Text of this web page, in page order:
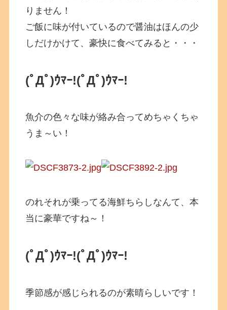
りません！
ご飯に味が付いているので醤油はほんの少
しだけかけて、豪快に食べてみると・・・
(ﾟДﾟ)ｳﾏｰ!(ﾟДﾟ)ｳﾏｰ!
魚介の色々な味が絡み合ってめちゃくちゃ
うま～い！
のれそれが乗ってる海鮮ちらしなんて、本
当に豪華ですね～！
(ﾟДﾟ)ｳﾏｰ!(ﾟДﾟ)ｳﾏｰ!
季節感が感じられるのが素晴らしいです！